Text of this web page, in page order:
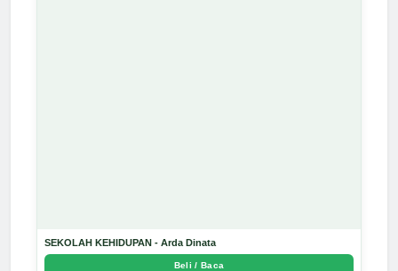
SEKOLAH KEHIDUPAN - Arda Dinata
Beli / Baca